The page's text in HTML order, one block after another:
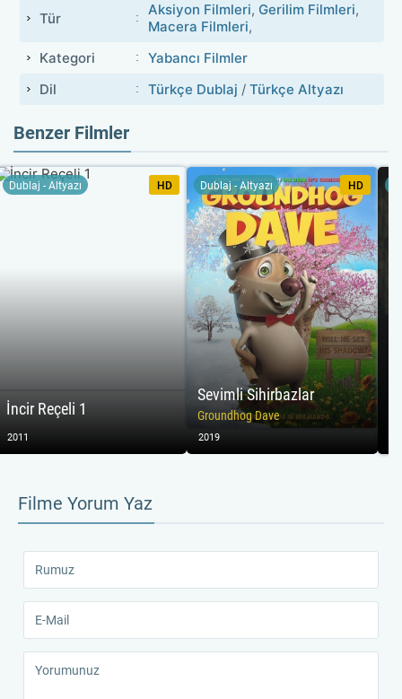
bir göreve götürecektir. Fakat C.I.A.’in de elleri armut
toplamıyor. Bundan haberdar olan Marissa Wiegler
(Cate Blanchett ) Hanna’nın peşine düşer. Hanna
bilmediği bilgilere ulaşacaktır. Bu harika senaryoyu
David Farr ile birlikte yine kendisi uyarlıyor. Bizlere
ise Hanna ve babası Erik Heller’in maceralarını
sizlerin beğenisine sitemizden sunmak kalıyor.
Bakalım Hanna babasının yarım kalan işini aman
vermeyen ajan Marissa Wiegler’a yakalanmadan
Tür Aksiyon Filmleri, Gerilim Filmleri,
Macera Filmleri,
Kategori
Yabancı Filmler
Dil
Türkçe Dublaj / Türkçe Altyazı
Benzer Filmler
İncir Reçeli 1
Dublaj - Altyazı HD
2011
Sevimli Sihirbazlar
Groundhog Dave
Dublaj - Altyazı HD
2019
Filme Yorum Yaz